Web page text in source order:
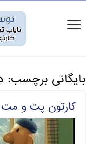
بایگانی برچسب:
کارتون پت و